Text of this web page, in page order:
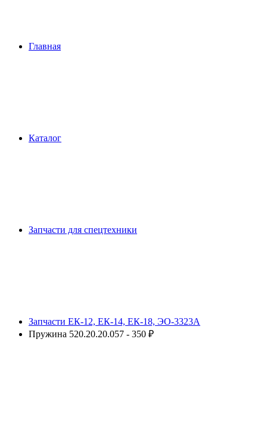
Главная
Каталог
Запчасти для спецтехники
Запчасти ЕК-12, ЕК-14, ЕК-18, ЭО-3323А
Пружина 520.20.20.057 - 350 ₽